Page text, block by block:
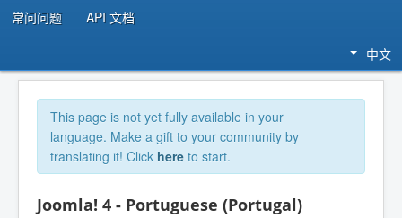
常问问题 API 文档
中文
This page is not yet fully available in your
language. Make a gift to your community by
translating it! Click here to start.
Joomla! 4 - Portuguese (Portugal)